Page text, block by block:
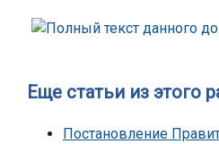
Еще статьи из этого
Постановление